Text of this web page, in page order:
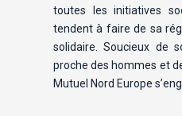
toutes les initiatives
tendent à faire de sa
solidaire. Soucieux de
proche des hommes et
Mutuel Nord Europe